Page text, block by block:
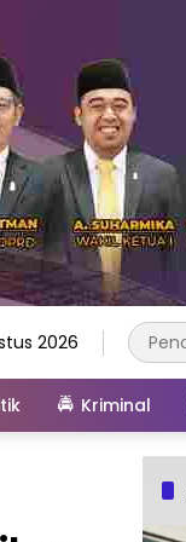
2026
🚔 Kriminal